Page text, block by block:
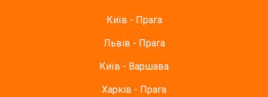
Київ - Прага
Львів - Прага
Київ - Варшава
Харків - Прага